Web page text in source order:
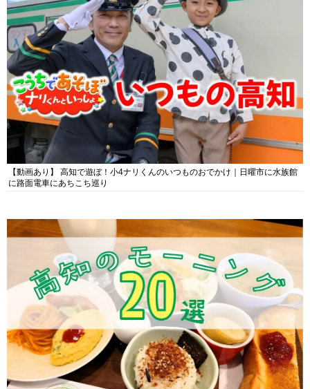
【動画あり】 高知で遊ぼ！小4ナリくんのいつものおでかけ｜日曜市に水族館
に路面電車にあちこち巡り